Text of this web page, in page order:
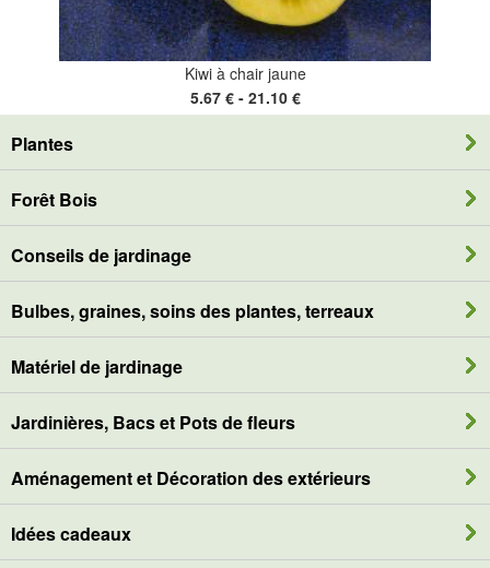
Kiwi à chair jaune
5.67 € - 21.10 €
Plantes
Forêt Bois
Conseils de jardinage
Bulbes, graines, soins des plantes, terreaux
Matériel de jardinage
Jardinières, Bacs et Pots de fleurs
Aménagement et Décoration des extérieurs
Idées cadeaux